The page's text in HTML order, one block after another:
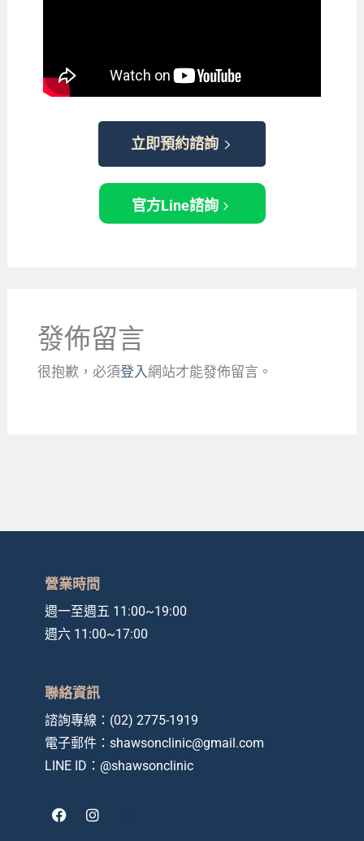
立即預約諮詢
官方Line諮詢
發佈留言
很抱歉，必須登入 網站才能發佈留言。
營業時間
週一至週五 11:00~19:00
週六 11:00~17:00
聯絡資訊
諮詢專線： (02) 2775-1919
電子郵件： shawsonclinic@gmail.com
LINE ID： @shawsonclinic
F
a
I
n